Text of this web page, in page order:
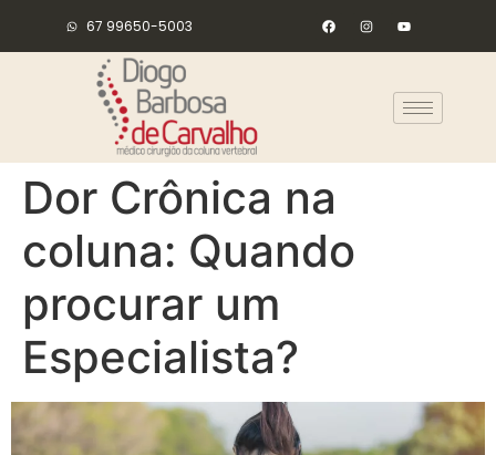
67 99650-5003
Dor Crônica na
coluna: Quando
procurar um
Especialista?